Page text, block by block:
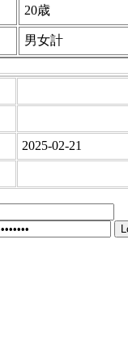
20歳
男女計
2025-02-21